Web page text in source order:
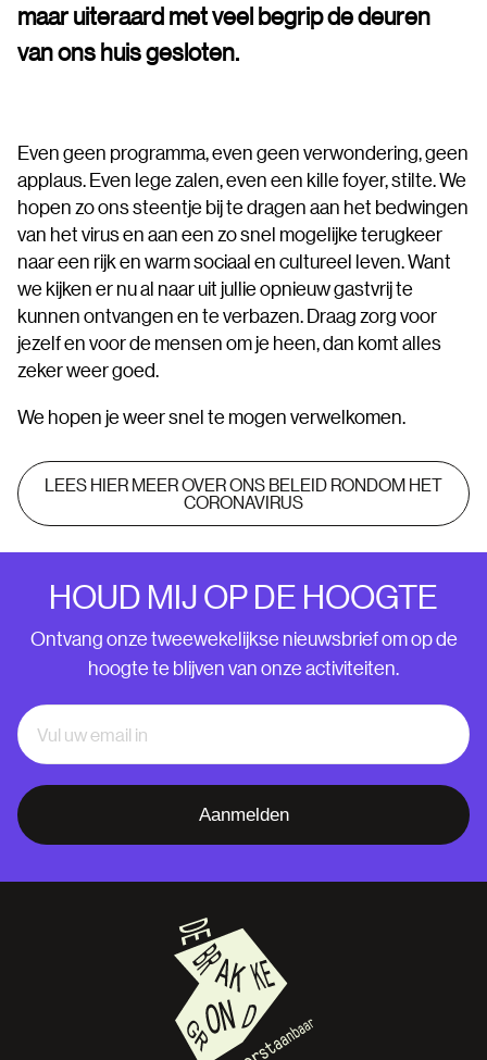
maar uiteraard met veel begrip de deuren
van ons huis gesloten.
Even geen programma, even geen verwondering, geen
applaus. Even lege zalen, even een kille foyer, stilte. We
hopen zo ons steentje bij te dragen aan het bedwingen
van het virus en aan een zo snel mogelijke terugkeer
naar een rijk en warm sociaal en cultureel leven. Want
we kijken er nu al naar uit jullie opnieuw gastvrij te
kunnen ontvangen en te verbazen. Draag zorg voor
jezelf en voor de mensen om je heen, dan komt alles
zeker weer goed.
We hopen je weer snel te mogen verwelkomen.
LEES HIER MEER OVER ONS BELEID RONDOM HET
CORONAVIRUS
HOUD MIJ OP DE HOOGTE
Ontvang onze tweewekelijkse nieuwsbrief om op de
hoogte te blijven van onze activiteiten.
Aanmelden